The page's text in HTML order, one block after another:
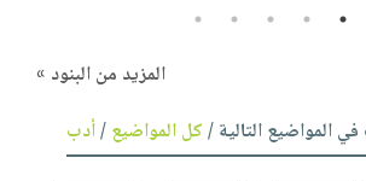
1
2
3
4
5
المزيد من البنود »
المواضيع التالية /كل المواضيع/أدب